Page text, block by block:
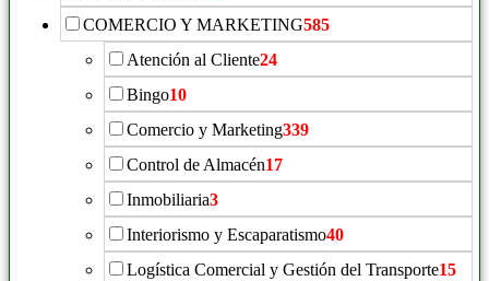
COMERCIO Y MARKETING585
Atención al Cliente24
Bingo10
Comercio y Marketing339
Control de Almacén17
Inmobiliaria3
Interiorismo y Escaparatismo40
Logística Comercial y Gestión del Transporte15